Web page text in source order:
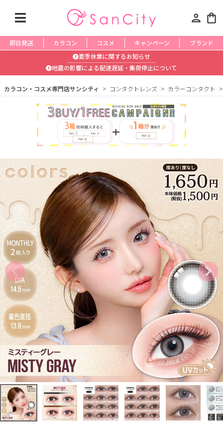
person shopping_bag
即日発送 カラコン コスメ キャンペーン
ブランド
夏季休業に関するお知らせ
地震の影響による配達遅延・集荷停止について
カラコン・コスメ専門店サンシティ コンタクトレンズ カラーコンタクト